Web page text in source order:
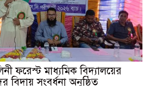
ফরেস্ট মাধ্যমিক বিদ্যালয়ের
বিদায় সংবর্ধনা অনুষ্ঠিত